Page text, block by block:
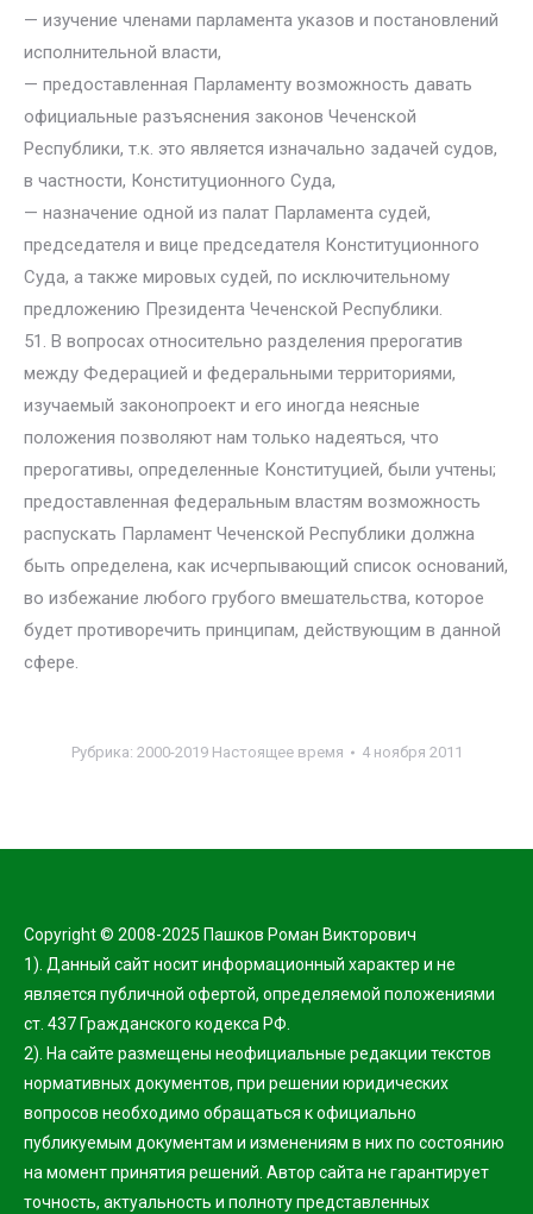
— изучение членами парламента указов и постановлений
исполнительной власти,
— предоставленная Парламенту возможность давать
официальные разъяснения законов Чеченской
Республики, т.к. это является изначально задачей судов,
в частности, Конституционного Суда,
— назначение одной из палат Парламента судей,
председателя и вице председателя Конституционного
Суда, а также мировых судей, по исключительному
предложению Президента Чеченской Республики.
51. В вопросах относительно разделения прерогатив
между Федерацией и федеральными территориями,
изучаемый законопроект и его иногда неясные
положения позволяют нам только надеяться, что
прерогативы, определенные Конституцией, были учтены;
предоставленная федеральным властям возможность
распускать Парламент Чеченской Республики должна
быть определена, как исчерпывающий список оснований,
во избежание любого грубого вмешательства, которое
будет противоречить принципам, действующим в данной
сфере.
Рубрика: 2000-2019 Настоящее время 4 ноября 2011
Copyright © 2008-2025 Пашков Роман Викторович
1). Данный сайт носит информационный характер и не
является публичной офертой, определяемой положениями
ст. 437 Гражданского кодекса РФ.
2). На сайте размещены неофициальные редакции текстов
нормативных документов, при решении юридических
вопросов необходимо обращаться к официально
публикуемым документам и изменениям в них по состоянию
на момент принятия решений. Автор сайта не гарантирует
точность, актуальность и полноту представленных